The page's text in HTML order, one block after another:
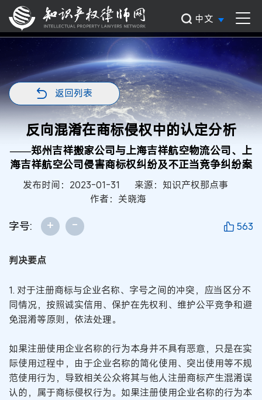
中文
返回列表
反向混淆在商标侵权中的认定分析
——郑州吉祥搬家公司与上海吉祥航空物流公司、上
海吉祥航空公司侵害商标权纠纷及不正当竞争纠纷案
发布时间：2023-01-31
来源：知识产权那点事
作者：关晓海
字号: + - 563
判决要点
1. 对于注册商标与企业名称、字号之间的冲突，应当区分不
同情况，按照诚实信用、保护在先权利、维护公平竞争和避
免混淆等原则，依法处理。
如果注册使用企业名称的行为本身并不具有恶意，只是在实
际使用过程中，由于企业名称的简化使用、突出使用等不规
范使用行为，导致相关公众将其与他人注册商标产生混淆误
认的，属于商标侵权行为。如果注册使用企业名称的行为本